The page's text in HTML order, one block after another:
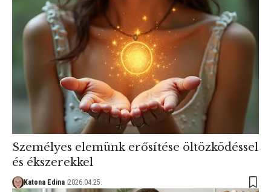
Személyes elemünk erősítése öltözködéssel
és ékszerekkel
Katona Edina 2026.04.25.